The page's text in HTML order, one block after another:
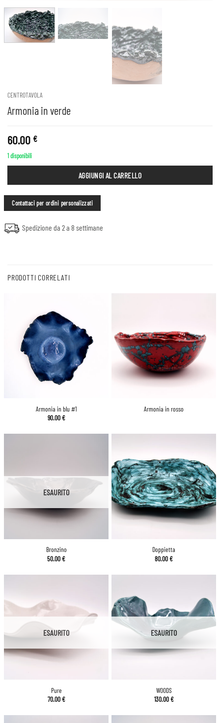
CENTROTAVOLA
Armonia in verde
60.00 €
1 disponibili
AGGIUNGI AL CARRELLO
Contattaci per ordini personalizzati
Spedizione da 2 a 8 settimane
PRODOTTI CORRELATI
Armonia in blu #1
90.00€
Armonia in rosso
ESAURITO
Bronzino
50.00€
Doppietta
80.00€
ESAURITO
Pure
70.00€
ESAURITO
WOODS
130.00€